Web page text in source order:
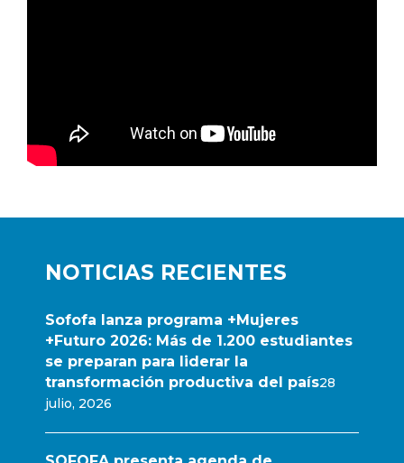
NOTICIAS RECIENTES
Sofofa lanza programa +Mujeres
+Futuro 2026: Más de 1.200 estudiantes
se preparan para liderar la
transformación productiva del país28
julio, 2026